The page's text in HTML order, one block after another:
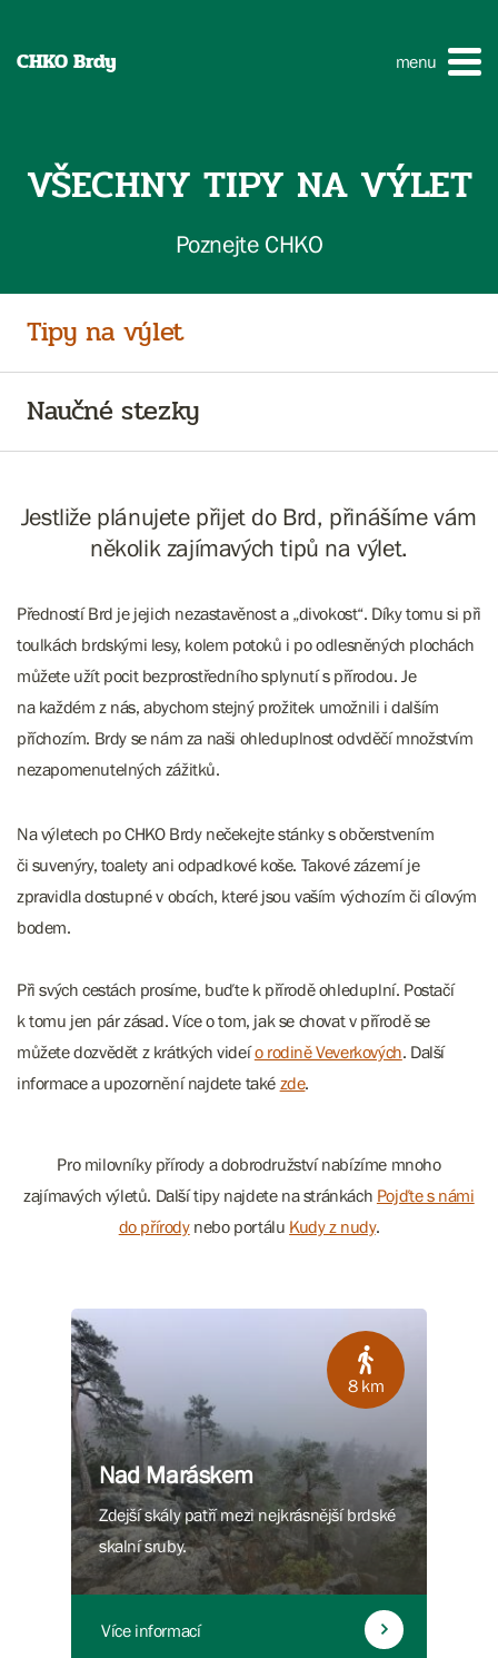
CHKO Brdy menu
VŠECHNY TIPY NA VÝLET
Poznejte CHKO
Tipy na výlet
Naučné stezky
Jestliže plánujete přijet do Brd, přinášíme vám
několik zajímavých tipů na výlet.
Předností Brd je jejich nezastavěnost a „divokost“. Díky tomu si při
toulkách brdskými lesy, kolem potoků i po odlesněných plochách
můžete užít pocit bezprostředního splynutí s přírodou. Je
na každém z nás, abychom stejný prožitek umožnili i dalším
příchozím. Brdy se nám za naši ohleduplnost odvděčí množstvím
nezapomenutelných zážitků.
Na výletech po CHKO Brdy nečekejte stánky s občerstvením
či suvenýry, toalety ani odpadkové koše. Takové zázemí je
zpravidla dostupné v obcích, které jsou vaším výchozím či cílovým
bodem.
Při svých cestách prosíme, buďte k přírodě ohleduplní. Postačí
k tomu jen pár zásad. Více o tom, jak se chovat v přírodě se
můžete dozvědět z krátkých videío rodině Veverkových. Další
informace a upozornění najdete také zde.
Pro milovníky přírody a dobrodružství nabízíme mnoho
zajímavých výletů. Další tipy najdete na stránkách Pojďte s námi
do přírodynebo portálu Kudy z nudy.
8 km
Nad Maráskem
Zdejší skály patří mezi nejkrásnější brdské
skalní sruby.
Více informací